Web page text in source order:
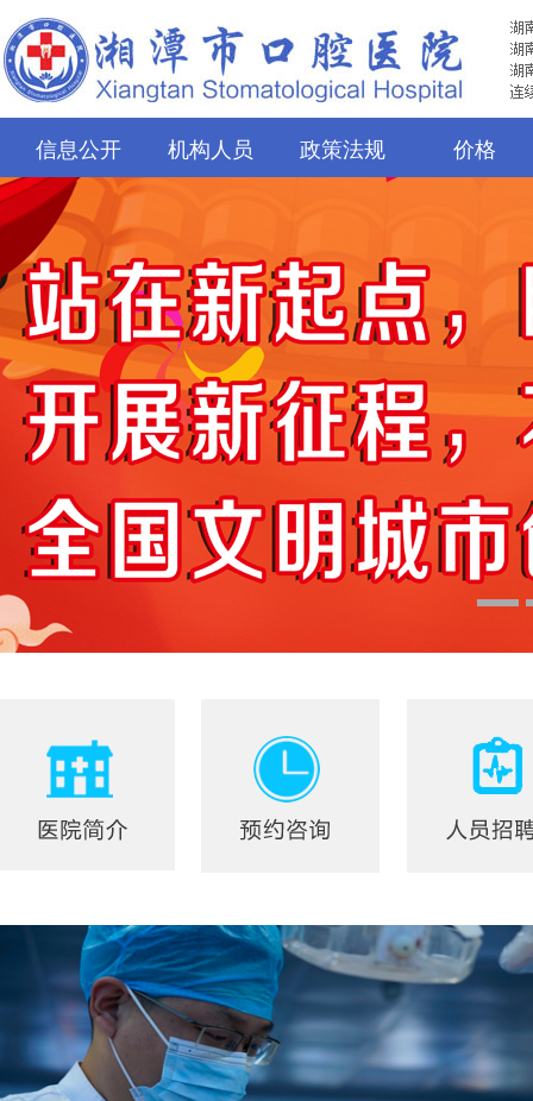
信息公开 机构人员 政策法规 价格